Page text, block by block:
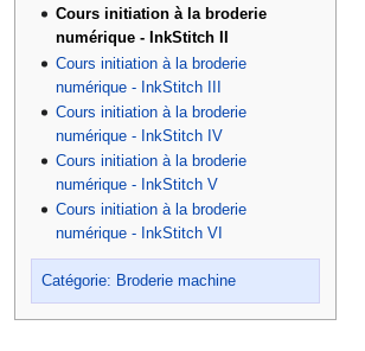
Cours initiation à la broderie
numérique - InkStitch II
Cours initiation à la broderie
numérique - InkStitch III
Cours initiation à la broderie
numérique - InkStitch IV
Cours initiation à la broderie
numérique - InkStitch V
Cours initiation à la broderie
numérique - InkStitch VI
Catégorie: Broderie machine